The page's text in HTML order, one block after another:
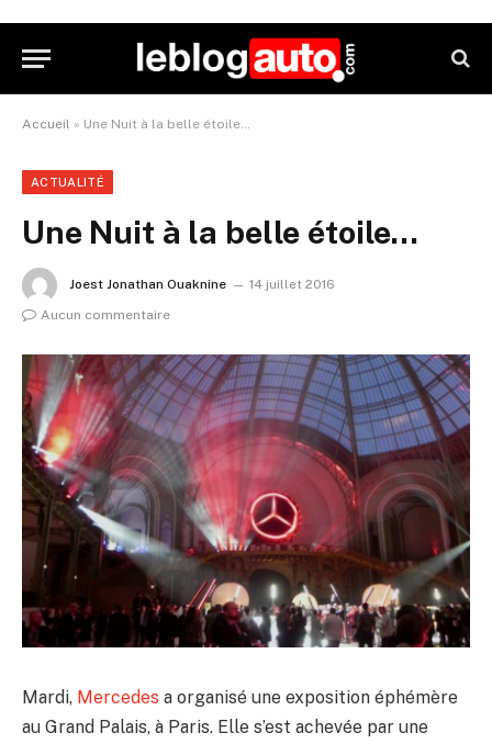
Accueil » Une Nuit à la belle étoile…
ACTUALITÉ
Une Nuit à la belle étoile…
Joest Jonathan Ouaknine
14 juillet 2016
Aucun commentaire
Mardi, Mercedes a organisé une exposition éphémère
au Grand Palais, à Paris. Elle s’est achevée par une